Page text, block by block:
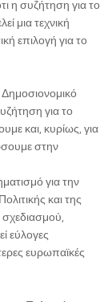
η συζήτηση για το
μια τεχνική
επιλογή για το
για το
και, κυρίως, για
στην
για την
και της
σχεδιασμού,
εύλογες
ευρωπαϊκές